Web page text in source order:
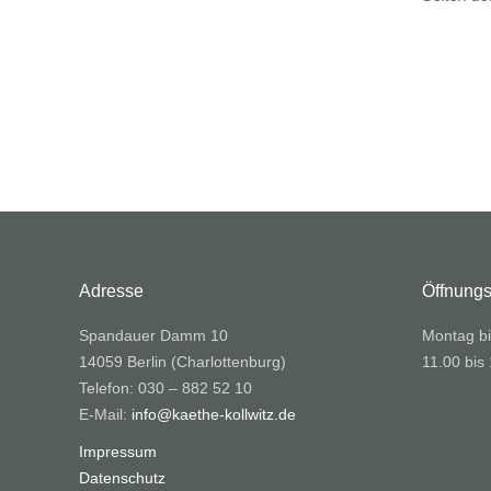
Adresse
Spandauer Damm 10
14059 Berlin (Charlottenburg)
Telefon: 030 – 882 52 10
E-Mail: info@kaethe-kollwitz.de
Impressum
Datenschutz
Montag
11.00 bis